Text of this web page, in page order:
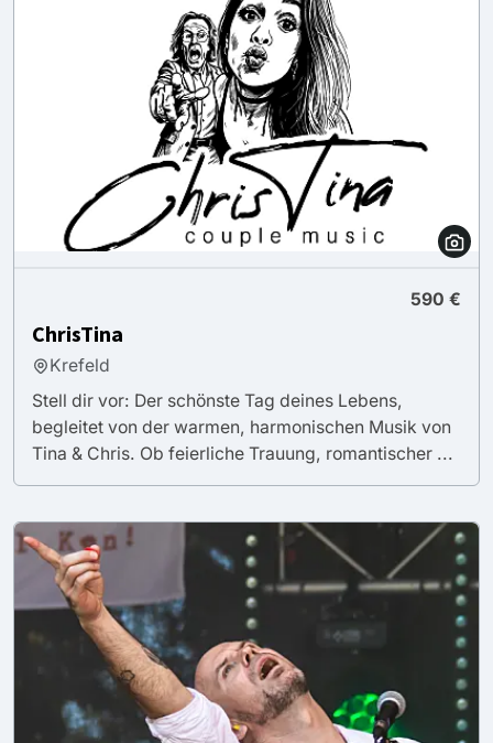
590 €
ChrisTina
Krefeld
Stell dir vor: Der schönste Tag deines Lebens,
begleitet von der warmen, harmonischen Musik von
Tina & Chris. Ob feierliche Trauung, romantischer ...